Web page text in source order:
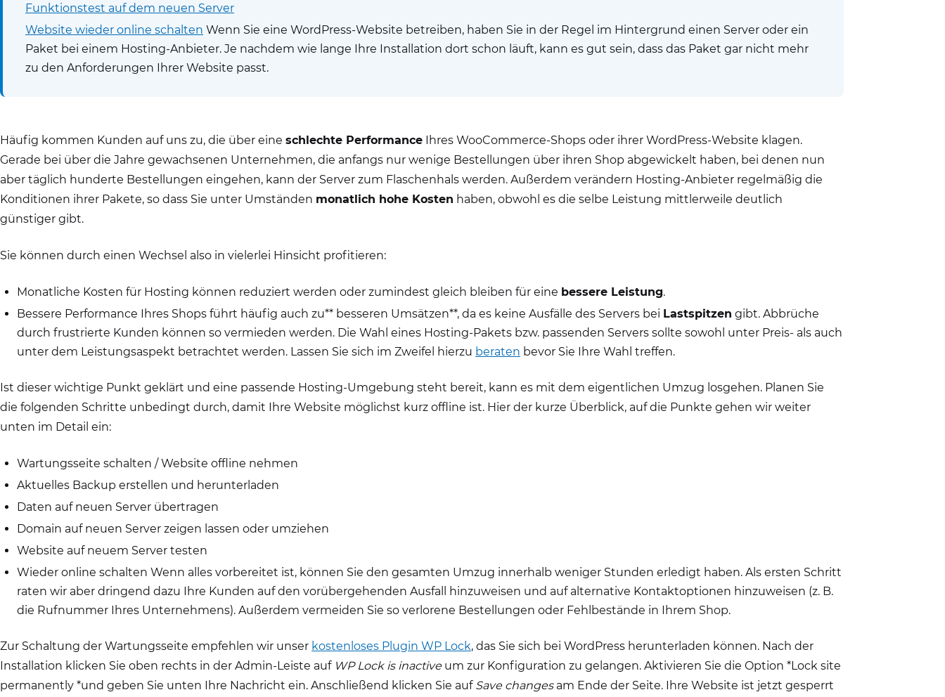
Funktionstest auf dem neuen Server
Website wieder online schalten Wenn Sie eine WordPress-Website betreiben, haben Sie in der Regel im Hintergrund einen Server oder ein
Paket bei einem Hosting-Anbieter. Je nachdem wie lange Ihre Installation dort schon läuft, kann es gut sein, dass das Paket gar nicht mehr
zu den Anforderungen Ihrer Website passt.
Häufig kommen Kunden auf uns zu, die über eine schlechte Performance Ihres WooCommerce-Shops oder ihrer WordPress-Website klagen.
Gerade bei über die Jahre gewachsenen Unternehmen, die anfangs nur wenige Bestellungen über ihren Shop abgewickelt haben, bei denen nun
aber täglich hunderte Bestellungen eingehen, kann der Server zum Flaschenhals werden. Außerdem verändern Hosting-Anbieter regelmäßig die
Konditionen ihrer Pakete, so dass Sie unter Umständen monatlich hohe Kosten haben, obwohl es die selbe Leistung mittlerweile deutlich
günstiger gibt.
Sie können durch einen Wechsel also in vielerlei Hinsicht profitieren:
Monatliche Kosten für Hosting können reduziert werden oder zumindest gleich bleiben für eine bessere Leistung.
Bessere Performance Ihres Shops führt häufig auch zu** besseren Umsätzen**, da es keine Ausfälle des Servers bei Lastspitzen gibt. Abbrüche
durch frustrierte Kunden können so vermieden werden. Die Wahl eines Hosting-Pakets bzw. passenden Servers sollte sowohl unter Preis- als auch
unter dem Leistungsaspekt betrachtet werden. Lassen Sie sich im Zweifel hierzu beraten bevor Sie Ihre Wahl treffen.
Ist dieser wichtige Punkt geklärt und eine passende Hosting-Umgebung steht bereit, kann es mit dem eigentlichen Umzug losgehen. Planen Sie
die folgenden Schritte unbedingt durch, damit Ihre Website möglichst kurz offline ist. Hier der kurze Überblick, auf die Punkte gehen wir weiter
unten im Detail ein:
Wartungsseite schalten / Website offline nehmen
Aktuelles Backup erstellen und herunterladen
Daten auf neuen Server übertragen
Domain auf neuen Server zeigen lassen oder umziehen
Website auf neuem Server testen
Wieder online schalten Wenn alles vorbereitet ist, können Sie den gesamten Umzug innerhalb weniger Stunden erledigt haben. Als ersten Schritt
raten wir aber dringend dazu Ihre Kunden auf den vorübergehenden Ausfall hinzuweisen und auf alternative Kontaktoptionen hinzuweisen (z. B.
die Rufnummer Ihres Unternehmens). Außerdem vermeiden Sie so verlorene Bestellungen oder Fehlbestände in Ihrem Shop.
Zur Schaltung der Wartungsseite empfehlen wir unser kostenloses Plugin WP Lock, das Sie sich bei WordPress herunterladen können. Nach der
Installation klicken Sie oben rechts in der Admin-Leiste auf WP Lock is inactive um zur Konfiguration zu gelangen. Aktivieren Sie die Option *Lock site
permanently *und geben Sie unten Ihre Nachricht ein. Anschließend klicken Sie auf Save changesam Ende der Seite. Ihre Website ist jetzt gesperrt